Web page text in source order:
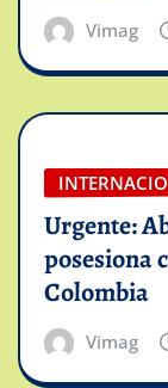
Vimag
Urgente:
posesiona
Colombia
Vimag